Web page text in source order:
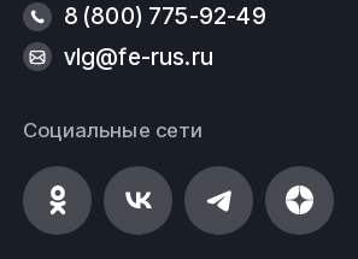
8 (800) 775-92-49
vlg@fe-rus.ru
Социальные сети